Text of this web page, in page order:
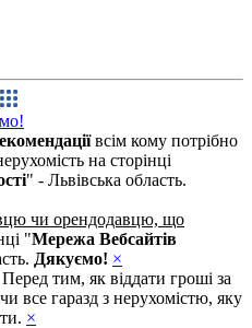
всім кому потрібно
на сторінці
" - Львівська область.
чи орендодавцю, що
"Мережа Вебсайтів
Дякуємо! ×
тим, як віддати гроші за
все гаразд з нерухомістю, яку
×